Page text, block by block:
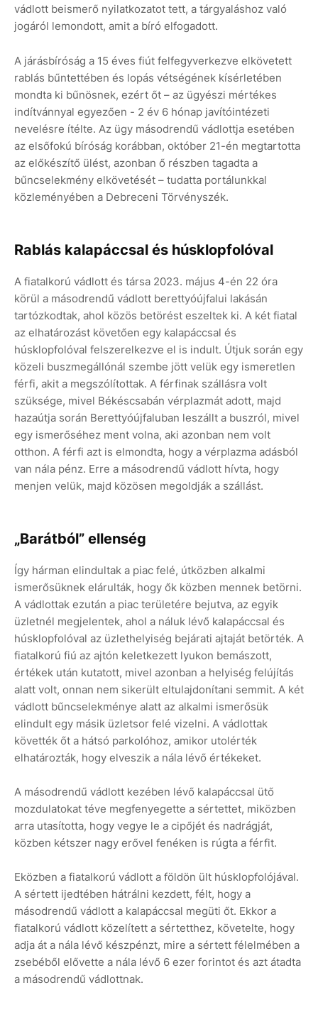
vádlott beismerő nyilatkozatot tett, a tárgyaláshoz való
jogáról lemondott, amit a bíró elfogadott.
A járásbíróság a 15 éves fiút felfegyverkezve elkövetett
rablás bűntettében és lopás vétségének kísérletében
mondta ki bűnösnek, ezért őt – az ügyészi mértékes
indítvánnyal egyezően - 2 év 6 hónap javítóintézeti
nevelésre ítélte. Az ügy másodrendű vádlottja esetében
az elsőfokú bíróság korábban, október 21-én megtartotta
az előkészítő ülést, azonban ő részben tagadta a
bűncselekmény elkövetését – tudatta portálunkkal
közleményében a Debreceni Törvényszék.
Rablás kalapáccsal és húsklopfolóval
A fiatalkorú vádlott és társa 2023. május 4-én 22 óra
körül a másodrendű vádlott berettyóújfalui lakásán
tartózkodtak, ahol közös betörést eszeltek ki. A két fiatal
az elhatározást követően egy kalapáccsal és
húsklopfolóval felszerelkezve el is indult. Útjuk során egy
közeli buszmegállónál szembe jött velük egy ismeretlen
férfi, akit a megszólítottak. A férfinak szállásra volt
szüksége, mivel Békéscsabán vérplazmát adott, majd
hazaútja során Berettyóújfaluban leszállt a buszról, mivel
egy ismerőséhez ment volna, aki azonban nem volt
otthon. A férfi azt is elmondta, hogy a vérplazma adásból
van nála pénz. Erre a másodrendű vádlott hívta, hogy
menjen velük, majd közösen megoldják a szállást.
„Barátból” ellenség
Így hárman elindultak a piac felé, útközben alkalmi
ismerősüknek elárulták, hogy ők közben mennek betörni.
A vádlottak ezután a piac területére bejutva, az egyik
üzletnél megjelentek, ahol a náluk lévő kalapáccsal és
húsklopfolóval az üzlethelyiség bejárati ajtaját betörték. A
fiatalkorú fiú az ajtón keletkezett lyukon bemászott,
értékek után kutatott, mivel azonban a helyiség felújítás
alatt volt, onnan nem sikerült eltulajdonítani semmit. A két
vádlott bűncselekménye alatt az alkalmi ismerősük
elindult egy másik üzletsor felé vizelni. A vádlottak
követték őt a hátsó parkolóhoz, amikor utolérték
elhatározták, hogy elveszik a nála lévő értékeket.
A másodrendű vádlott kezében lévő kalapáccsal ütő
mozdulatokat téve megfenyegette a sértettet, miközben
arra utasította, hogy vegye le a cipőjét és nadrágját,
közben kétszer nagy erővel fenéken is rúgta a férfit.
Eközben a fiatalkorú vádlott a földön ült húsklopfolójával.
A sértett ijedtében hátrálni kezdett, félt, hogy a
másodrendű vádlott a kalapáccsal megüti őt. Ekkor a
fiatalkorú vádlott közelített a sértetthez, követelte, hogy
adja át a nála lévő készpénzt, mire a sértett félelmében a
zsebéből elővette a nála lévő 6 ezer forintot és azt átadta
a másodrendű vádlottnak.